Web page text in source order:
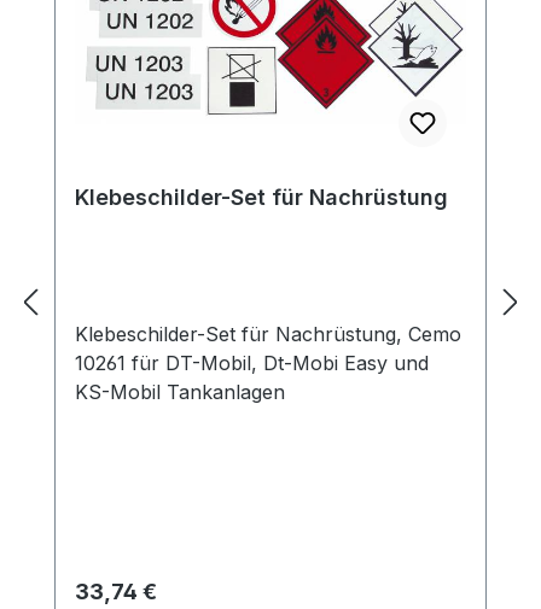
Klebeschilder-Set für Nachrüstung
Klebeschilder-Set für Nachrüstung, Cemo
10261 für DT-Mobil, Dt-Mobi Easy und
KS-Mobil Tankanlagen
Regulärer Preis:
33,74 €